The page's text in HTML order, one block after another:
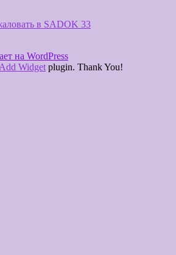
в SADOK 33
на WordPress
Widget plugin. Thank You!